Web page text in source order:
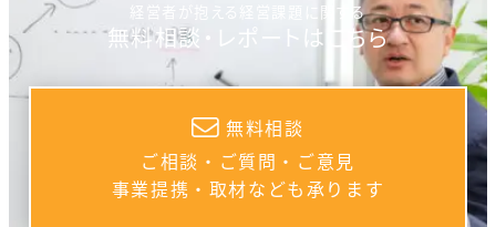
経営者が抱える経営課題に関する
無料相談・レポートはこちら
無料相談
ご相談・ご質問・ご意見
事業提携・取材なども承ります